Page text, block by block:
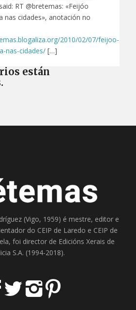
RT @bretemas: «Feijóo
nas cidades», anotación no
2010/02/07/feijoo-
nas-cidades/[…]
están
(Vigo, 1959) é mestre, editor e
do CEIP de Laredo e CEIP de
foi director de Edicións Xerais de
S.A. (1994-2018).